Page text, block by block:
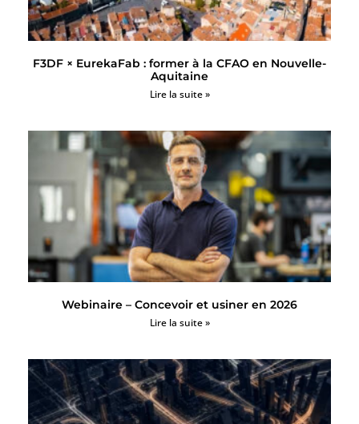
F3DF × EurekaFab : former à la CFAO en Nouvelle-
Aquitaine
Lire la suite »
Webinaire – Concevoir et usiner en 2026
Lire la suite »